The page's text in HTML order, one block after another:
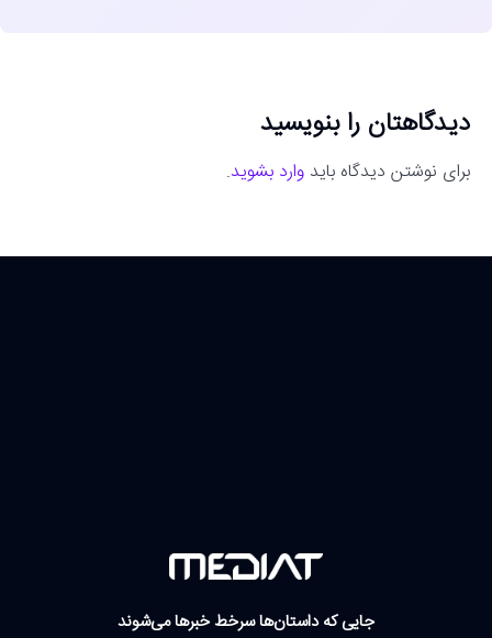
دیدگاهتان را بنویسید
برای نوشتن دیدگاه باید وارد بشوید.
جایی که داستان‌ها سرخط خبرها می‌شوند